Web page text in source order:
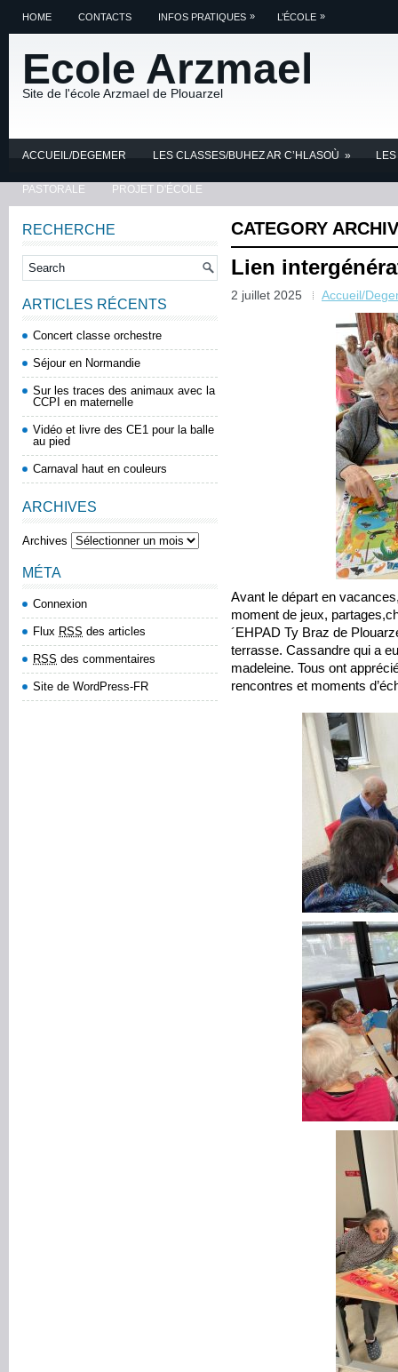
HOME CONTACTS INFOS PRATIQUES » L’ÉCOLE »
Ecole Arzmael
Site de l'école Arzmael de Plouarzel
ACCUEIL/DEGEMER LES CLASSES/BUHEZ AR C’HLASOÙ »
PASTORALE PROJET D'ÉCOLE
CATEGORY
Lien
2 juillet 2025 Accueil/
Avant le départ en
moment de jeux,
´EHPAD Ty Braz de
terrasse. Cassandre qui a
madeleine. Tous ont
rencontres et moments
RECHERCHE
ARTICLES RÉCENTS
Concert classe orchestre
Séjour en Normandie
Sur les traces des animaux avec la
CCPI en maternelle
Vidéo et livre des CE1 pour la balle
au pied
Carnaval haut en couleurs
ARCHIVES
Archives
MÉTA
Connexion
Flux RSS des articles
RSS des commentaires
Site de WordPress-FR